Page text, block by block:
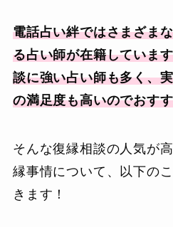
電話占い絆ではさまざま
る占い師が在籍していま
談に強い占い師も多く、
の満足度も高いのでおす
そんな復縁相談の人気が
縁事情について、以下の
きます！